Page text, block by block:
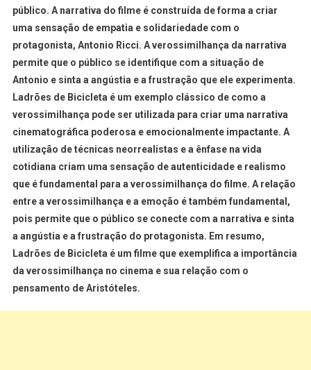
público. A narrativa do filme é construída de forma a criar
uma sensação de empatia e solidariedade com o
protagonista, Antonio Ricci. A verossimilhança da narrativa
permite que o público se identifique com a situação de
Antonio e sinta a angústia e a frustração que ele experimenta.
Ladrões de Bicicleta é um exemplo clássico de como a
verossimilhança pode ser utilizada para criar uma narrativa
cinematográfica poderosa e emocionalmente impactante. A
utilização de técnicas neorrealistas e a ênfase na vida
cotidiana criam uma sensação de autenticidade e realismo
que é fundamental para a verossimilhança do filme. A relação
entre a verossimilhança e a emoção é também fundamental,
pois permite que o público se conecte com a narrativa e sinta
a angústia e a frustração do protagonista. Em resumo,
Ladrões de Bicicleta é um filme que exemplifica a importância
da verossimilhança no cinema e sua relação com o
pensamento de Aristóteles.